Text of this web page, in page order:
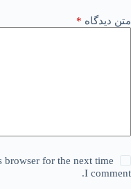
متن دیدگاه *
browser for the next time
I comment.